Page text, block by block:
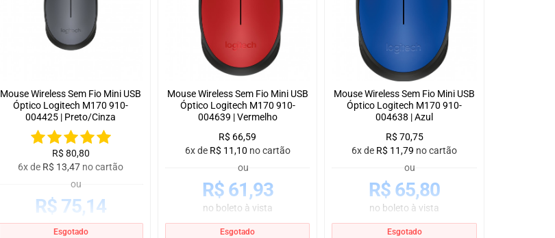
Mouse Wireless Sem Fio Mini USB
Óptico Logitech M170 910-
004425 | Preto/Cinza
R$ 80,80
6x de R$ 13,47 no cartão
ou
R$ 75,14
no boleto à vista
Esgotado
Mouse Wireless Sem Fio Mini USB
Óptico Logitech M170 910-
004639 | Vermelho
R$ 66,59
6x de R$ 11,10 no cartão
ou
R$61,93
no boleto à vista
Esgotado
Mouse Wireless Sem Fio Mini USB
Óptico Logitech M170 910-
004638 | Azul
R$ 70,75
6x de R$ 11,79 no cartão
ou
R$ 65,80
no boleto à vista
Esgotado